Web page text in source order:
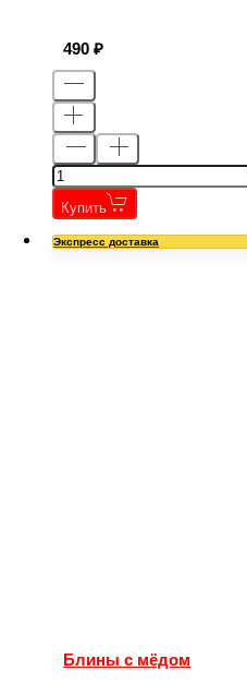
490
Купить
Экспресс доставка
Блины с мёдом